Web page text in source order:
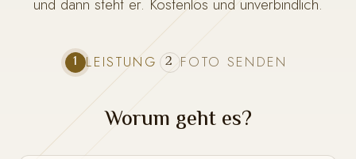
und dann steht er. Kostenlos und unverbindlich.
1 LEISTUNG 2 FOTO SENDEN
Worum geht es?